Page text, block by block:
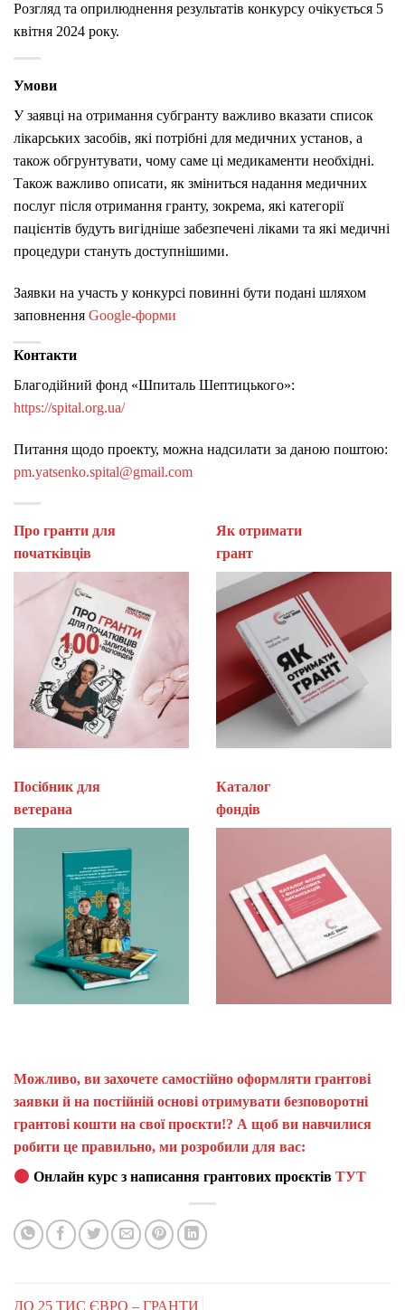
Розгляд та оприлюднення результатів конкурсу очікується 5
квітня 2024 року.
Умови
У заявці на отримання субгранту важливо вказати список
лікарських засобів, які потрібні для медичних установ, а
також обгрунтувати, чому саме ці медикаменти необхідні.
Також важливо описати, як зміниться надання медичних
послуг після отримання гранту, зокрема, які категорії
пацієнтів будуть вигідніше забезпечені ліками та які медичні
процедури стануть доступнішими.
Заявки на участь у конкурсі повинні бути подані шляхом
заповнення Google-форми
Контакти
Благодійний фонд «Шпиталь Шептицького»:
https://spital.org.ua/
Питання щодо проекту, можна надсилати за даною поштою:
pm.yatsenko.spital@gmail.com
Про гранти для
початківців
Як отримати
Посібник для
ветерана
Каталог
Можливо, ви захочете самостійно оформляти грантові
заявки й на постійній основі отримувати безповоротні
грантові кошти на свої проєкти!? А щоб ви навчилися
робити це правильно, ми розробили для вас:
Онлайн курс з написання грантових проєктівТУТ
ДО 25 ТИС ЄВРО – ГРАНТИ